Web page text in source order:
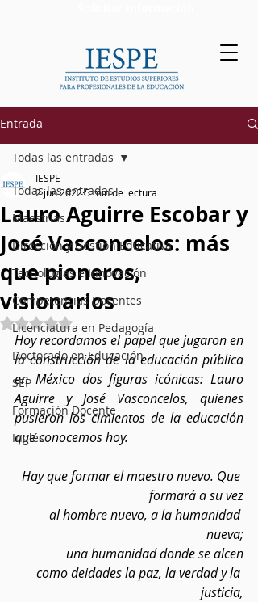
Entrada
Todas las entradas
Maestrías
Dirección y Gestión Educativa
Tecnologías e Innovación
Competencias Docentes
Licenciatura en Pedagogía
Doctorado en Educación
SEP
Formación Docente
Inglés
Todas las entradas
Lauro Aguirre Escobar y
José Vasconcelos: más
que pioneros,
visionarios
IESPE
2 jun 20225 min de lectura
Obtuvo NaN de 5 estrellas.
Hoy recordamos el papel que jugaron en
la construcción de la educación pública
en México dos figuras icónicas: Lauro
Aguirre y José Vasconcelos, quienes
pusieron los cimientos de la educación
que conocemos hoy.
Hay que formar el maestro nuevo. Que
formará a su vez
nueva;
una humanidad donde se alcen
justicia,